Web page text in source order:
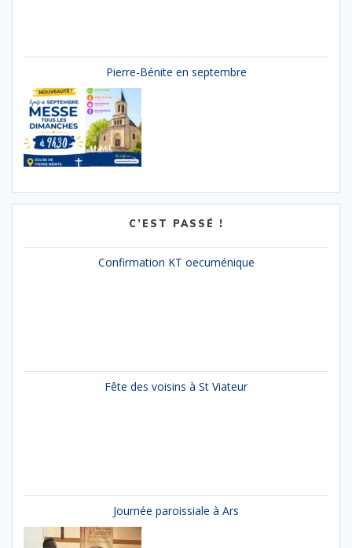
Pierre-Bénite en septembre
C’EST PASSÉ !
Confirmation KT oecuménique
Fête des voisins à St Viateur
Journée paroissiale à Ars